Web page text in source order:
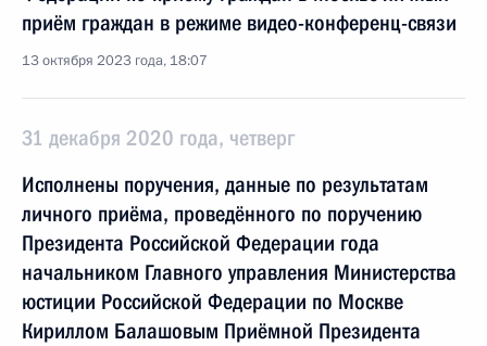
приём граждан в режиме видео-конференц-связи
13 октября 2023 года, 18:07
31 декабря 2020 года, четверг
Исполнены поручения, данные по результатам
личного приёма, проведённого по поручению
Президента Российской Федерации года
начальником Главного управления Министерства
юстиции Российской Федерации по Москве
Кириллом Балашовым Приёмной Президента